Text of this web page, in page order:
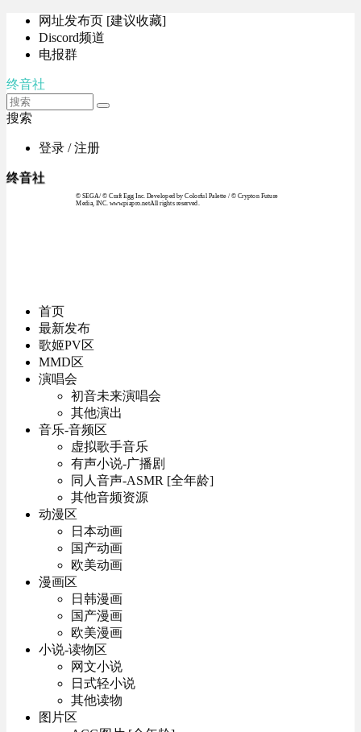
网址发布页 [建议收藏]
Discord频道
电报群
终音社
搜索
登录 / 注册
终音社
© SEGA / © Craft Egg Inc. Developed by Colorful Palette / © Crypton Future
Media, INC. www.piapro.netAll rights reserved.
首页
最新发布
歌姬PV区
MMD区
演唱会
初音未来演唱会
其他演出
音乐-音频区
虚拟歌手音乐
有声小说-广播剧
同人音声-ASMR [全年龄]
其他音频资源
动漫区
日本动画
国产动画
欧美动画
漫画区
日韩漫画
国产漫画
欧美漫画
小说-读物区
网文小说
日式轻小说
其他读物
图片区